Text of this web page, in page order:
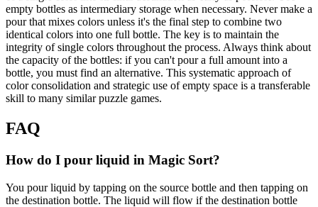
empty bottles as intermediary storage when necessary. Never make a
pour that mixes colors unless it's the final step to combine two
identical colors into one full bottle. The key is to maintain the
integrity of single colors throughout the process. Always think about
the capacity of the bottles: if you can't pour a full amount into a
bottle, you must find an alternative. This systematic approach of
color consolidation and strategic use of empty space is a transferable
skill to many similar puzzle games.
FAQ
How do I pour liquid in Magic Sort?
You pour liquid by tapping on the source bottle and then tapping on
the destination bottle. The liquid will flow if the destination bottle